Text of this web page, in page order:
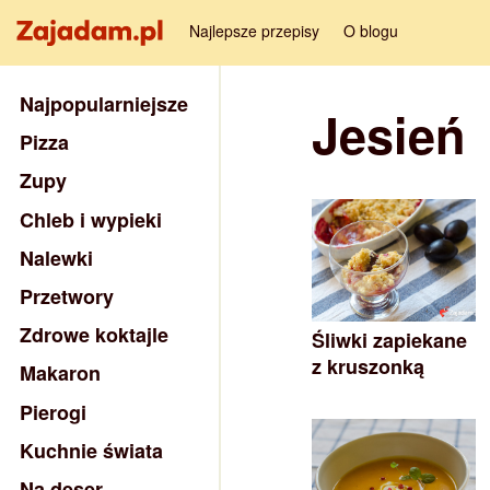
Najlepsze przepisy O blogu
Jesień
Śliwki zapiekane
z kruszonką
Najpopularniejsze
Pizza
Zupy
Chleb i wypieki
Nalewki
Przetwory
Zdrowe koktajle
Makaron
Pierogi
Kuchnie świata